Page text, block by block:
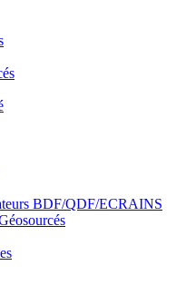
BDF/QDF/ECRAINS